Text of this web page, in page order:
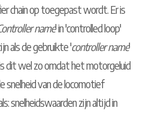
chain op toegepast wordt. Er is
name' in 'controlled loop'
als de gebruikte 'controller name'
dit wel zo omdat het motorgeluid
snelheid van de locomotief
snelheidswaarden zijn altijd in